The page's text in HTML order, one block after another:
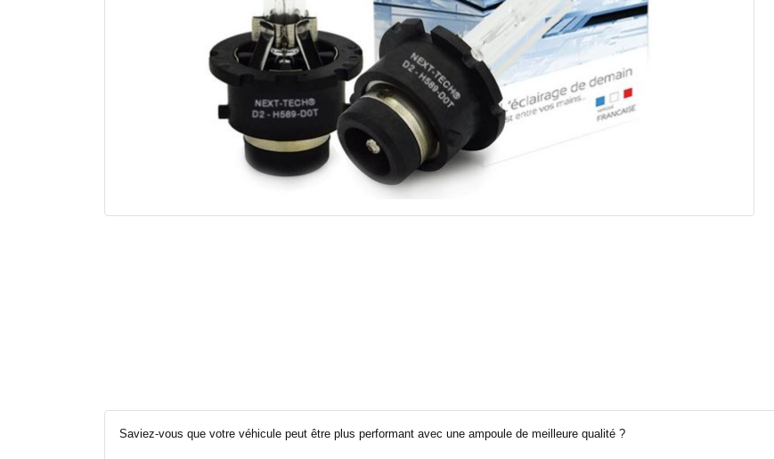
Saviez-vous que votre véhicule peut être plus performant avec une ampoule de meilleure qualité ?